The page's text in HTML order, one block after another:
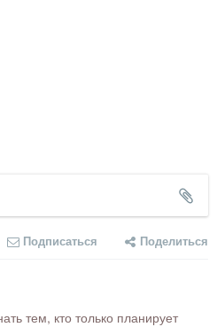
Подписаться Поделиться
тем, кто только планирует